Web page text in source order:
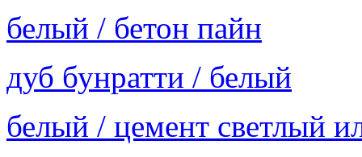
белый / бетон пайн
дуб бунратти / белый
белый / цемент светлый